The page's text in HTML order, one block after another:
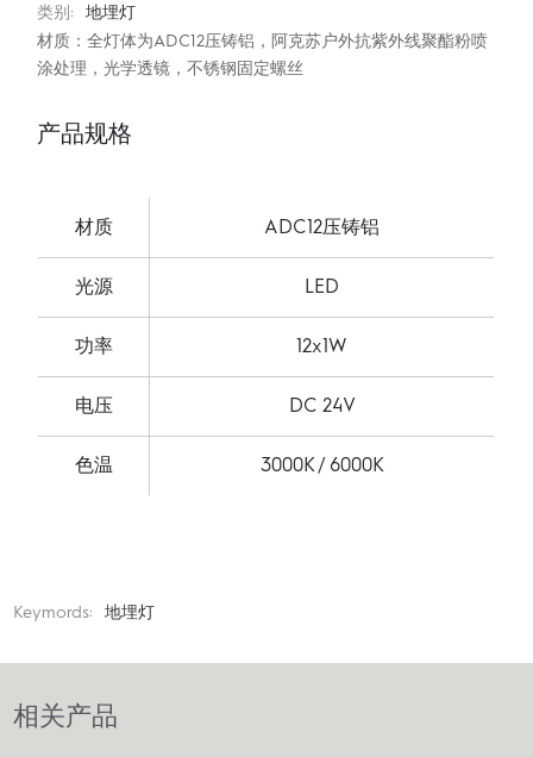
类别:
地埋灯
材质：全灯体为ADC12压铸铝，阿克苏户外抗紫外线聚酯粉喷
涂处理，光学透镜，不锈钢固定螺丝
产品规格
材质 ADC12压铸铝
光源 LED
功率 12x1W
电压 DC 24V
色温 3000K / 6000K
Keymords: 地埋灯
相关产品